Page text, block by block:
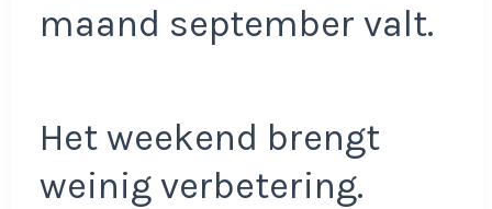
maand september valt.
Het weekend brengt
weinig verbetering.